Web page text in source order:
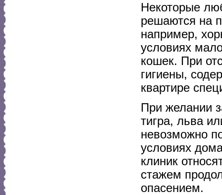
Некоторые
решаются на
например,
условиях
кошек. При
гигиены,
квартире
При желании
тигра, льва
невозможно
условиях
клиник
стажем
опасением.